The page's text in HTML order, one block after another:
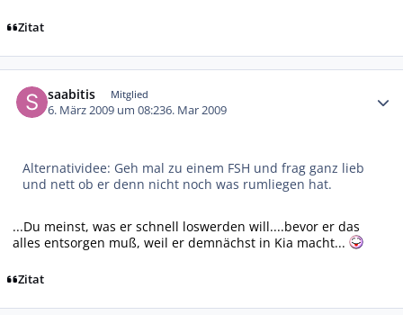
Zitat
saabitis Mitglied
6. März 2009 um 08:236. Mar 2009
Alternatividee: Geh mal zu einem FSH und frag ganz lieb
und nett ob er denn nicht noch was rumliegen hat.
...Du meinst, was er schnell loswerden will....bevor er das
alles entsorgen muß, weil er demnächst in Kia macht...
Zitat